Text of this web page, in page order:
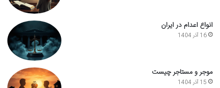
انواع اعدام در ایران
16 آذر 1404
موجر و مستاجر چیست
15 آذر 1404